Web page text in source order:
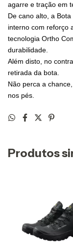
agarre e tração em
De cano alto, a
interno com reforço
tecnologia Ortho
durabilidade.
Além disto, no
retirada da bota.
Não perca a
nos pés.
Produtos